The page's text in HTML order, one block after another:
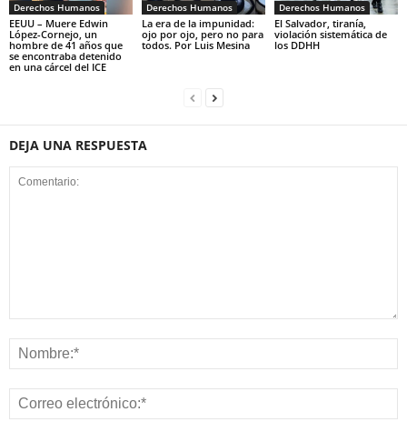
Derechos Humanos
EEUU – Muere Edwin
López-Cornejo, un
hombre de 41 años que
se encontraba detenido
en una cárcel del ICE
Derechos Humanos
La era de la impunidad:
ojo por ojo, pero no para
todos. Por Luis Mesina
Derechos Humanos
El Salvador, tiranía,
violación sistemática de
los DDHH
DEJA UNA RESPUESTA